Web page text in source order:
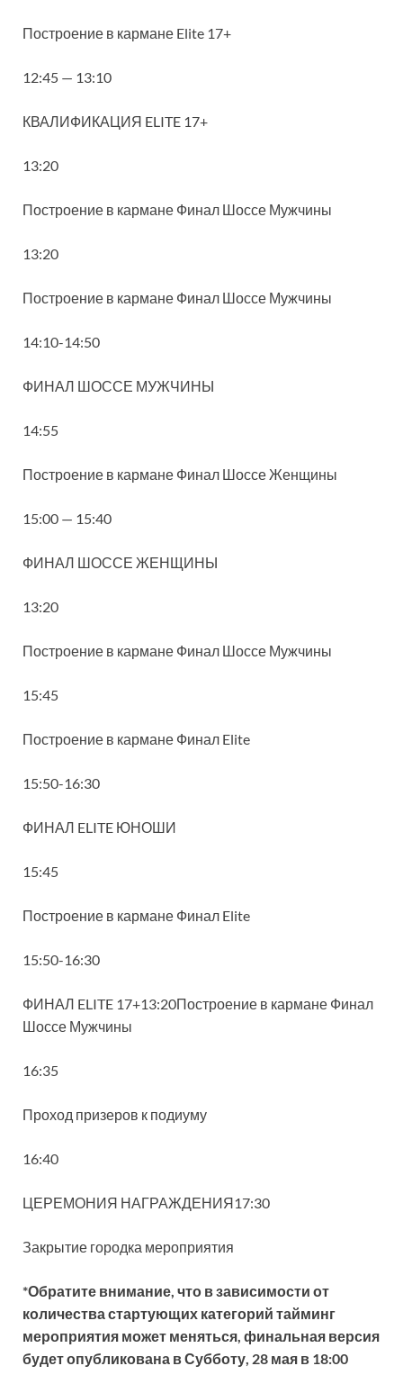
Построение в кармане Elite 17+
12:45 — 13:10
КВАЛИФИКАЦИЯ ELITE 17+
13:20
Построение в кармане Финал Шоссе Мужчины
13:20
Построение в кармане Финал Шоссе Мужчины
14:10-14:50
ФИНАЛ ШОССЕ МУЖЧИНЫ
14:55
Построение в кармане Финал Шоссе Женщины
15:00 — 15:40
ФИНАЛ ШОССЕ ЖЕНЩИНЫ
13:20
Построение в кармане Финал Шоссе Мужчины
15:45
Построение в кармане Финал Elite
15:50-16:30
ФИНАЛ ELITE ЮНОШИ
15:45
Построение в кармане Финал Elite
15:50-16:30
ФИНАЛ ELITE 17+13:20Построение в кармане Финал
Шоссе Мужчины
16:35
Проход призеров к подиуму
16:40
ЦЕРЕМОНИЯ НАГРАЖДЕНИЯ17:30
Закрытие городка мероприятия
*Обратите внимание, что в зависимости от
количества стартующих категорий тайминг
мероприятия может меняться, финальная версия
будет опубликована в Субботу, 28 мая в 18:00